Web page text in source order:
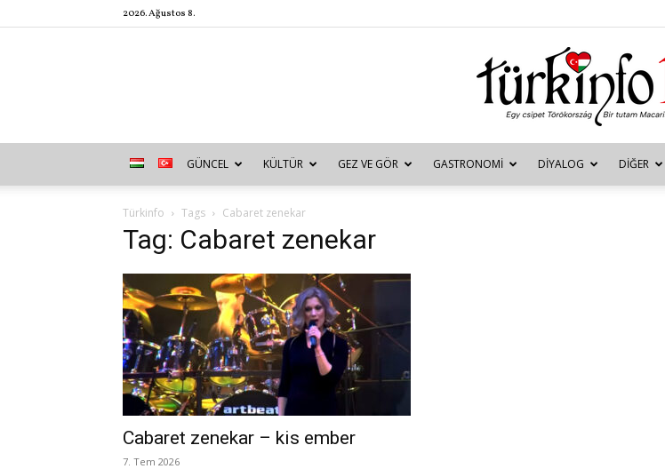
2026. Ağustos 8.
Türkinfo
GÜNCEL KÜLTÜR GEZ VE GÖR GASTRONOMI DIYALOG DIĞER
Türkinfo Tags Cabaret zenekar
Tag: Cabaret zenekar
Cabaret zenekar – kis ember
7. Tem 2026